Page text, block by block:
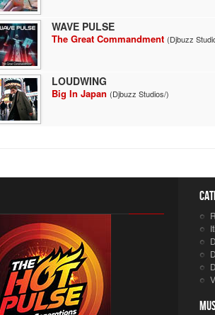
WAVE PULSE
The Great Commandment (Djbuzz
LOUDWING
Big In Japan (Djbuzz Studios/)